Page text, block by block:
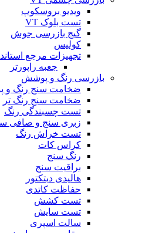
ویدیو بروسکوپ
تست بلوک VT
گیج بازرسی جوش
کولیس
تجهیزات مرجع
جعبه راپورتر
بازرسی رنگ و پوشش
ضخامت سنج رنگ و
ضخامت سنج رنگ تر
تست چسبندگی رنگ
زبری سنج و صافی
تست خراش رنگ
کراس کات
رنگ سنج
براقیت سنج
هالیدی دیتکتور
حفاظت کاتدی
تست کشش
تست سایش
سالت اسپری